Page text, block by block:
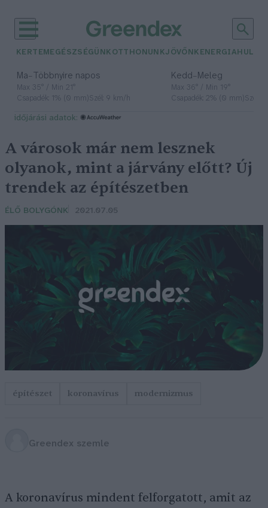
KERTEM EGÉSZSÉGÜNK OTTHONUNKJÖVŐNK ENERGIA
Ma– Többnyire napos
Max 35° / Min 21°
Csapadék: 1% (0 mm)Szél: 9 km/h
Kedd– Meleg
Max 36° / Min 19°
Csapadék: 2% (0 mm)Szél:
időjárási adatok:
A városok már nem lesznek
olyanok, mint a járvány előtt? Új
trendek az építészetben
ÉLŐ BOLYGÓNK 2021.07.05
építészet koronavírus modernizmus
Greendex szemle
A koronavírus mindent felforgatott, amit az